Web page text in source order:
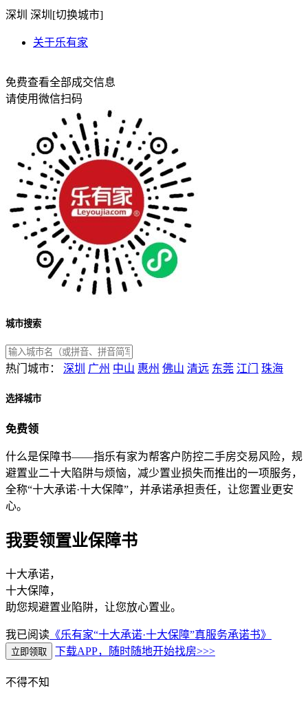
深圳 深圳[切换城市]
关于乐有家
免费查看全部成交信息
请使用微信扫码
城市搜索
热门城市： 深圳 广州 中山 惠州 佛山 清远 东莞 江门 珠海
选择城市
免费领
什么是保障书——指乐有家为帮客户防控二手房交易风险，规
避置业二十大陷阱与烦恼，减少置业损失而推出的一项服务，
全称“十大承诺·十大保障”，并承诺承担责任，让您置业更安
心。
我要领置业保障书
十大承诺，
十大保障，
助您规避置业陷阱，让您放心置业。
我已阅读 《乐有家“十大承诺·十大保障”真服务承诺书》
下载APP，随时随地开始找房>>>
不得不知